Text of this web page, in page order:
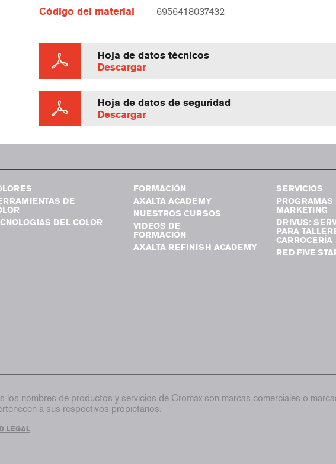
Código del material 6956418037432
Hoja de datos técnicos
Descargar
Hoja de datos de seguridad
Descargar
DE
DEL COLOR
FORMACIÓN
AXALTA ACADEMY
NUESTROS CURSOS
VIDEOS DE
FORMACIÓN
AXALTA REFINISH ACADEMY
SERVICIOS
PROGRAMAS
MARKETING
DRIVUS:
PARA
CARROCERÍA
RED FIVE
los nombres de productos y servicios de Cromax son marcas comerciales o
a sus respectivos propietarios.
LEGAL